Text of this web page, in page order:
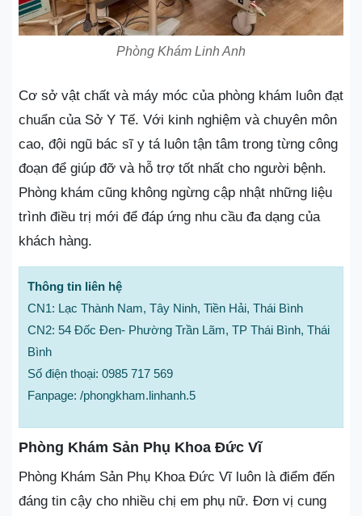
Phòng Khám Linh Anh
Cơ sở vật chất và máy móc của phòng khám luôn đạt
chuẩn của Sở Y Tế. Với kinh nghiệm và chuyên môn
cao, đội ngũ bác sĩ y tá luôn tận tâm trong từng công
đoạn để giúp đỡ và hỗ trợ tốt nhất cho người bệnh.
Phòng khám cũng không ngừng cập nhật những liệu
trình điều trị mới để đáp ứng nhu cầu đa dạng của
khách hàng.
Thông tin liên hệ
CN1: Lạc Thành Nam, Tây Ninh, Tiền Hải, Thái Bình
CN2: 54 Đốc Đen- Phường Trần Lãm, TP Thái Bình, Thái
Bình
Số điện thoại: 0985 717 569
Fanpage: /phongkham.linhanh.5
Phòng Khám Sản Phụ Khoa Đức Vĩ
Phòng Khám Sản Phụ Khoa Đức Vĩ luôn là điểm đến
đáng tin cậy cho nhiều chị em phụ nữ. Đơn vị cung